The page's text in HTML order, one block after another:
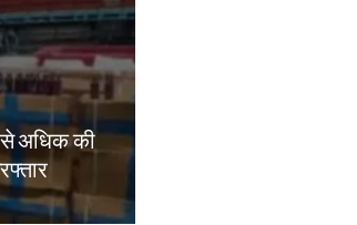
अधिक की